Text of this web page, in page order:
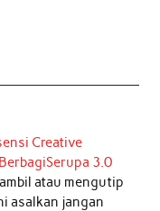
Creative
3.0
atau mengutip
asalkan jangan